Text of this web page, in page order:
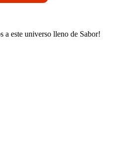
a este universo lleno de Sabor!